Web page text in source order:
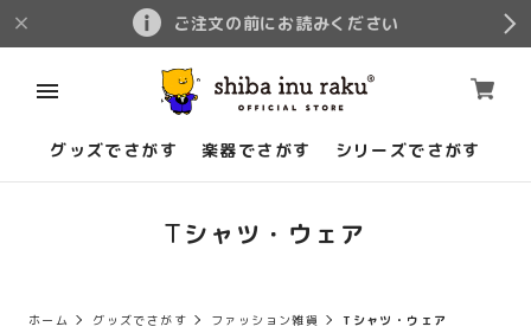
ご注文の前にお読みください
グッズでさがす 楽器でさがす シリーズでさがす
Tシャツ・ウェア
ホーム グッズでさがす ファッション雑貨 Tシャツ・ウェア